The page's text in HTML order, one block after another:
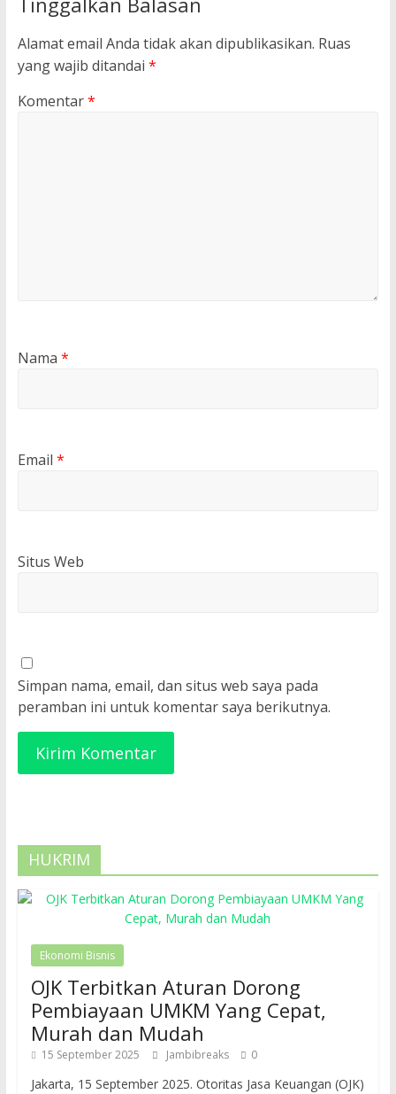
Alamat email Anda tidak akan dipublikasikan. Ruas
yang wajib ditandai *
Komentar*
Nama *
Email *
Situs Web
Simpan nama, email, dan situs web saya pada
peramban ini untuk komentar saya berikutnya.
HUKRIM
Ekonomi Bisnis
OJK Terbitkan Aturan Dorong
Pembiayaan UMKM Yang Cepat,
Murah dan Mudah
15 September 2025 Jambibreaks 0
Jakarta, 15 September 2025. Otoritas Jasa Keuangan (OJK)